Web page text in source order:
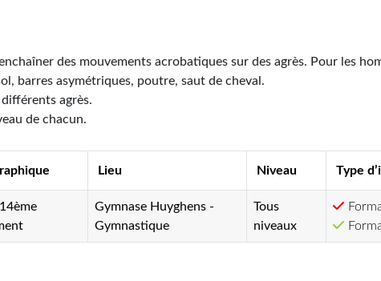
des mouvements acrobatiques sur des agrès. Pour les
barres asymétriques, poutre, saut de cheval.
agrès.
de chacun.
Lieu Niveau Type
Gymnase Huyghens -
Gymnastique
Tous
niveaux